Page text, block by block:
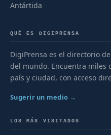
Antártida
QUÉ ES DIGIPRENSA
DigiPrensa es el directorio
del mundo. Encuentra miles
país y ciudad, con acceso
Sugerir un medio →
LOS MÁS VISITADOS